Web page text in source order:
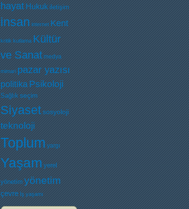
hayatHukuk iletişim
insan internet Kent
kritik kutlama Kültür
ve Sanat medya
mimari pazar yazısı
politikaPsikoloji
Sağlık seçim
Siyasetsosyoloji
teknoloji
Toplum yargı
Yaşam yerel
yönetim yönetim
çevre İş yaşamı